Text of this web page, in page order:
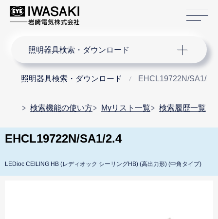
照明器具検索・ダウンロード
照明器具検索・ダウンロード EHCL19722N/SA1/2.4
検索機能の使い方 Myリスト一覧 検索履歴一覧
EHCL19722N/SA1/2.4
LEDioc CEILING HB (レディオック シーリングHB) (高出力形) (中角タイプ)